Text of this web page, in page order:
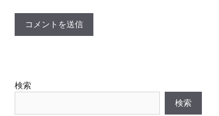
検索
検索